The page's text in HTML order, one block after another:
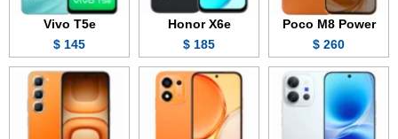
Poco M8 Power
260 $
Honor X6e
185 $
Vivo T5e
145 $